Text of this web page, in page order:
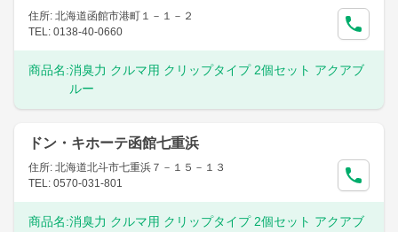
住所: 北海道函館市港町１－１－２
TEL: 0138-40-0660
商品名:消臭力 クルマ用 クリップタイプ 2個セット アクアブ
ルー
ドン・キホーテ函館七重浜
住所: 北海道北斗市七重浜７－１５－１３
TEL: 0570-031-801
商品名:消臭力 クルマ用 クリップタイプ 2個セット アクアブ